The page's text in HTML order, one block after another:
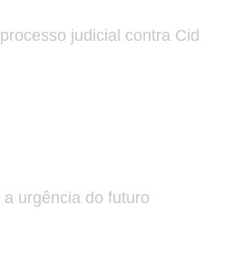
judicial contra Cid
urgência do futuro